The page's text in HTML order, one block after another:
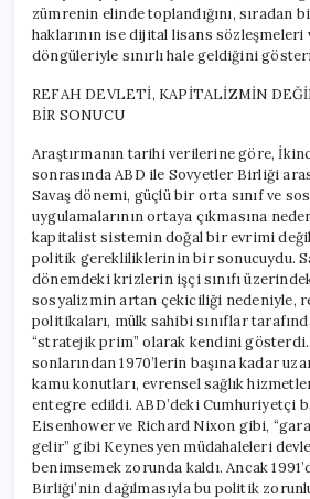
zümrenin elinde toplandığını, sıradan
haklarının ise dijital lisans sözleşmeleri
döngüleriyle sınırlı hale geldiğini
REFAH DEVLETİ, KAPİTALİZMİN
BİR SONUCU
Araştırmanın tarihi verilerine göre,
sonrasında ABD ile Sovyetler Birliği
Savaş dönemi, güçlü bir orta sınıf ve
uygulamalarının ortaya çıkmasına
kapitalist sistemin doğal bir evrimi değil,
politik gerekliliklerinin bir sonucuydu.
dönemdeki krizlerin işçi sınıfı
sosyalizmin artan çekiciliği nedeniyle,
politikaları, mülk sahibi sınıflar
“stratejik prim” olarak kendini gösterdi.
sonlarından 1970’lerin başına kadar
kamu konutları, evrensel sağlık
entegre edildi. ABD’deki Cumhuriyetçi
Eisenhower ve Richard Nixon gibi,
gelir” gibi Keynesyen müdahaleleri
benimsemek zorunda kaldı. Ancak
Birliği’nin dağılmasıyla bu politik